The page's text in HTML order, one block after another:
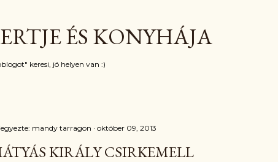
ÉS KONYHÁJA
keresi, jó helyen van :)
mandy tarragon október 09, 2013
KIRÁLY CSIRKEMELL